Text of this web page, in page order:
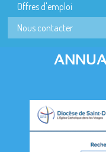
Offres d'emploi
Nous contacter